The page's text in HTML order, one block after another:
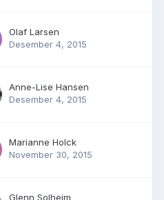
Olaf Larsen
Desember 4, 2015
Anne-Lise Hansen
Desember 4, 2015
Marianne Holck
November 30, 2015
Glenn Solheim